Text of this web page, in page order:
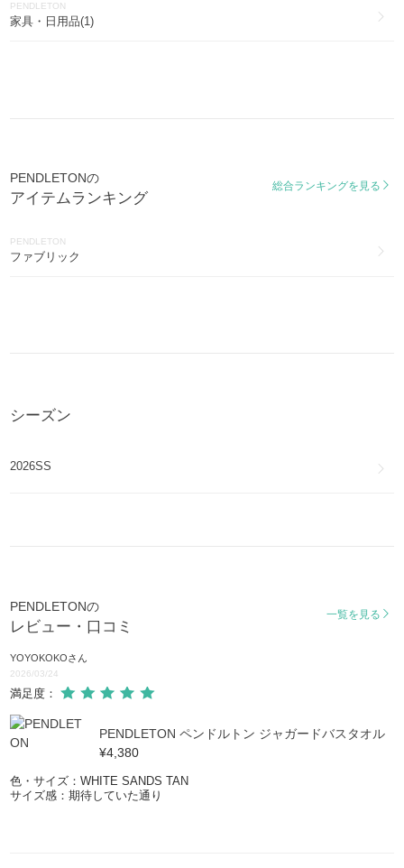
PENDLETON
家具・日用品(1)
PENDLETONの
アイテムランキング
総合ランキングを見る
PENDLETON
ファブリック
シーズン
2026SS
PENDLETONの
レビュー・口コミ
一覧を見る
YOYOKOKOさん
2026/03/24
満足度：
PENDLETON ペンドルトン ジャガードバスタオル
¥4,380
色・サイズ：WHITE SANDS TAN
サイズ感：期待していた通り